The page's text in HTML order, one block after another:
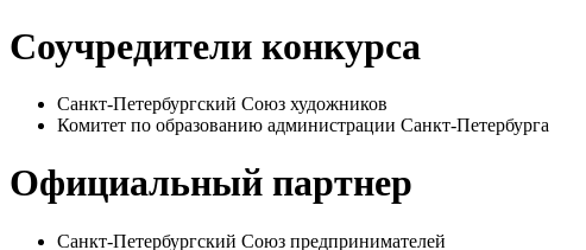
Соучредители конкурса
Санкт-Петербургский Союз художников
Комитет по образованию администрации Санкт-Петербурга
Официальный партнер
Санкт-Петербургский Союз предпринимателей